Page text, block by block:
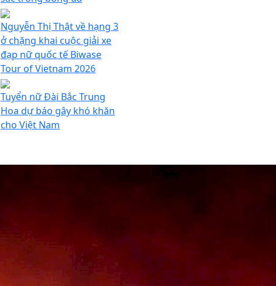
Nguyễn Thị Thật về hạng 3
ở chặng khai cuộc giải xe
đạp nữ quốc tế Biwase
Tour of Vietnam 2026
Tuyển nữ Đài Bắc Trung
Hoa dự báo gây khó khăn
cho Việt Nam